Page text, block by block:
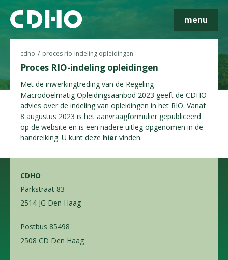
Skip navigatie
menu
cdho proces rio-indeling opleidingen
Proces RIO-indeling opleidingen
Met de inwerkingtreding van de Regeling
Macrodoelmatig Opleidingsaanbod 2023 geeft de CDHO
advies over de indeling van opleidingen in het RIO. Vanaf
8 augustus 2023 is het aanvraagformulier gepubliceerd
op de website en is een nadere uitleg opgenomen in de
handreiking. U kunt deze hier vinden.
CDHO
Parkstraat 83
2514 JG Den Haag
Postbus 85498
2508 CD Den Haag